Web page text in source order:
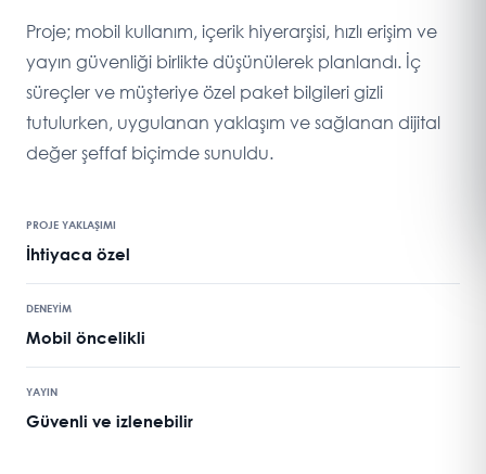
Proje; mobil kullanım, içerik hiyerarşisi, hızlı erişim ve
yayın güvenliği birlikte düşünülerek planlandı. İç
süreçler ve müşteriye özel paket bilgileri gizli
tutulurken, uygulanan yaklaşım ve sağlanan dijital
değer şeffaf biçimde sunuldu.
PROJE YAKLAŞIMI
İhtiyaca özel
DENEYİM
Mobil öncelikli
YAYIN
Güvenli ve izlenebilir